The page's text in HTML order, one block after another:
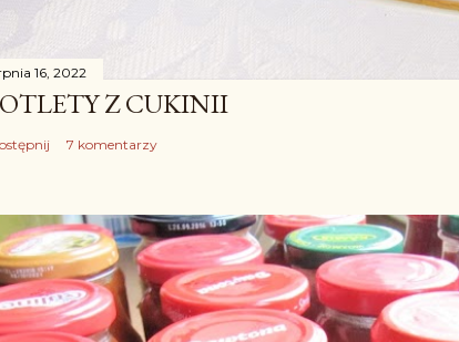
16, 2022
Z CUKINII
7 komentarzy